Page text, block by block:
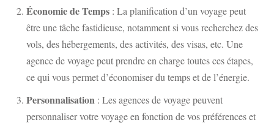
Économie de Temps : La planification d’un voyage peut
être une tâche fastidieuse, notamment si vous recherchez des
vols, des hébergements, des activités, des visas, etc. Une
agence de voyage peut prendre en charge toutes ces étapes,
ce qui vous permet d’économiser du temps et de l’énergie.
Personnalisation : Les agences de voyage peuvent
personnaliser votre voyage en fonction de vos préférences et